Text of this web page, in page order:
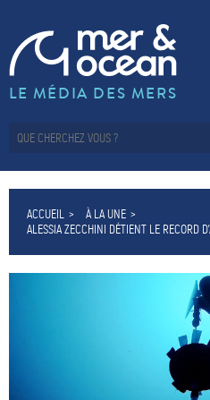
LE MÉDIA DES MERS
ACCUEIL
À LA UNE
ALESSIA ZECCHINI DÉTIENT LE RECORD